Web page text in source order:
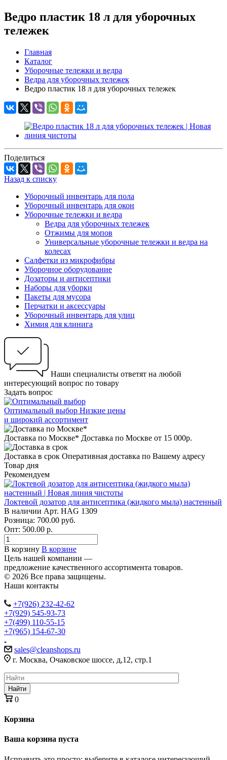
Ведро пластик 18 л для уборочных
тележек
Главная
Каталог
Уборочные тележки и ведра
Ведра для уборочных тележек
Ведро пластик 18 л для уборочных тележек
Поделиться
Назад к списку
Уборочный инвентарь для пола
Уборочный инвентарь для окон
Уборочные тележки и ведра
Ведра для уборочных тележек
Отжимы для мопов
Универсальные уборочные тележки и ведра на
колесах
Салфетки из микрофибры
Уборочное оборудование
Дозаторы и антисептики
Наборы для уборки
Пакеты для мусора
Перчатки и аксессуары
Уборочный инвентарь для улиц
Химия для клинига
Наши специалисты ответят на любой
интересующий вопрос по товару
Задать вопрос
Оптимальный выбор Низкие цены
и широкий ассортимент
Доставка по Москве* Доставка по Москве от 15 000р.
Доставка в срок Оперативная доставка по Вашему адресу
Товар дня
Рекомендуем
Локтевой дозатор для антисептика (жидкого мыла) настенный
В наличии Арт. HAG 1309
Розница: 700.00 руб.
Опт: 500.00 р.
В корзину В корзине
Цель нашей компании —
предложение качественного ассортимента товаров.
© 2026 Все права защищены.
Наши контакты
+7(926) 232-42-62
+7(929) 545-93-73
+7(499) 110-55-15
+7(965) 154-67-30
sales@cleanshops.ru
г. Москва, Очаковское шоссе, д,12, стр.1
Найти
0
Корзина
Ваша корзина пуста